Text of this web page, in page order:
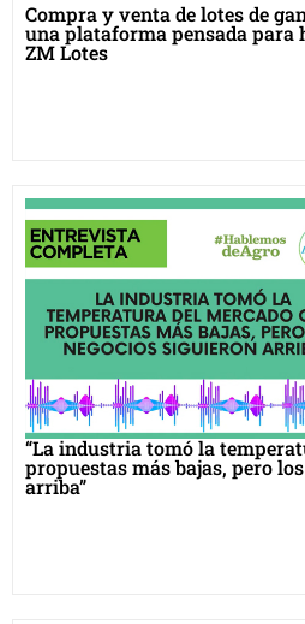
Compra y venta de lotes de
una plataforma pensada para
ZM Lotes
“La industria tomó la
propuestas más bajas, pero
arriba”